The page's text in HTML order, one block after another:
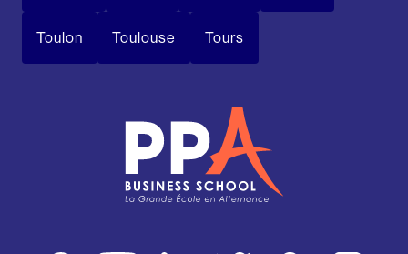
Toulon Toulouse Tours